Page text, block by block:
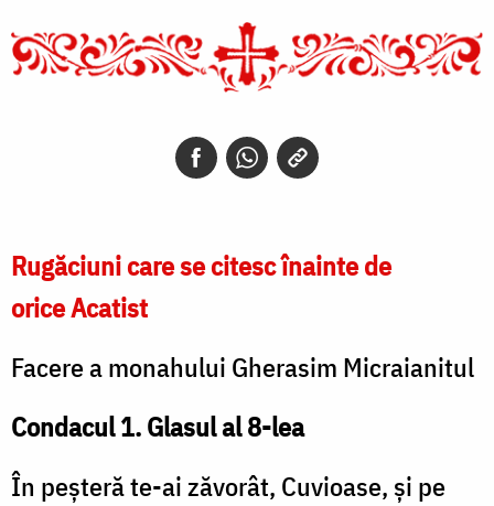
Rugăciuni care se citesc înainte de
orice Acatist
Facere a monahului Gherasim Micraianitul
Condacul 1. Glasul al 8-lea
În peșteră te-ai zăvorât, Cuvioase, și pe